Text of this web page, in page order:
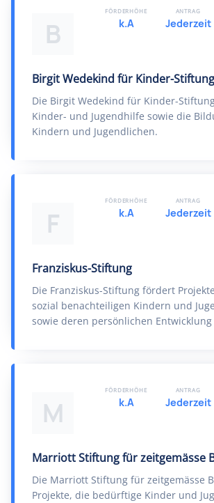
B
Birgit Wedekind für Kinder-Stiftung
Die Birgit Wedekind für Kinder-
Kinder- und Jugendhilfe sowie die
Kindern und Jugendlichen.
FÖRDERHÖHE
k.A
ANTRAG
Jederzeit
F
Franziskus-Stiftung
Die Franziskus-Stiftung fördert
sozial benachteiligen Kindern und
sowie deren persönlichen
FÖRDERHÖHE
k.A
ANTRAG
Jederzeit
M
Marriott Stiftung für zeitgemässe
Die Marriott Stiftung für zeitgemässe
Projekte, die bedürftige Kinder und
FÖRDERHÖHE
k.A
ANTRAG
Jederzeit